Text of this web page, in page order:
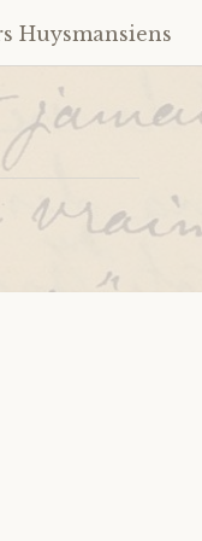
Huysmansiens